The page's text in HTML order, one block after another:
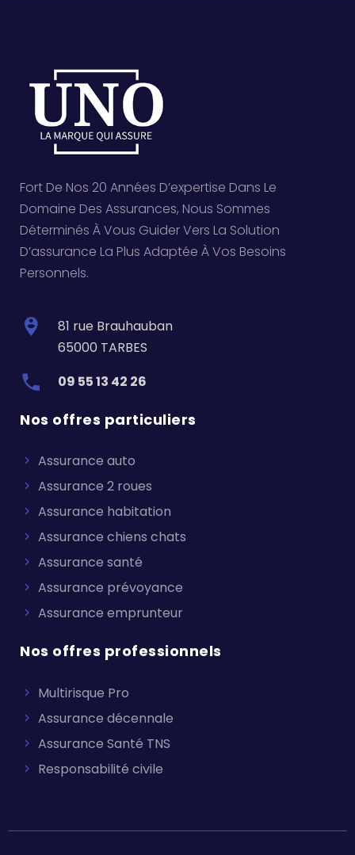
Fort De Nos 20 Années D’expertise Dans Le
Domaine Des Assurances, Nous Sommes
Déterminés À Vous Guider Vers La Solution
D’assurance La Plus Adaptée À Vos Besoins
Personnels.
81 rue Brauhauban
65000 TARBES
09 55 13 42 26
Nos offres particuliers
Assurance auto
Assurance 2 roues
Assurance habitation
Assurance chiens chats
Assurance santé
Assurance prévoyance
Assurance emprunteur
Nos offres professionnels
Multirisque Pro
Assurance décennale
Assurance Santé TNS
Responsabilité civile